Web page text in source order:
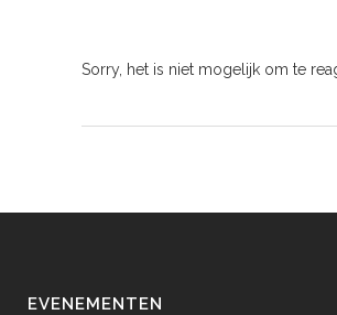
Sorry, het is niet mogelijk om te
EVENEMENTEN